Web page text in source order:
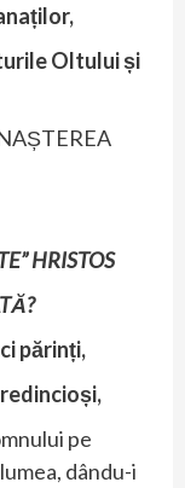
Oltului și
HRISTOS
părinți,
pe
dându-i